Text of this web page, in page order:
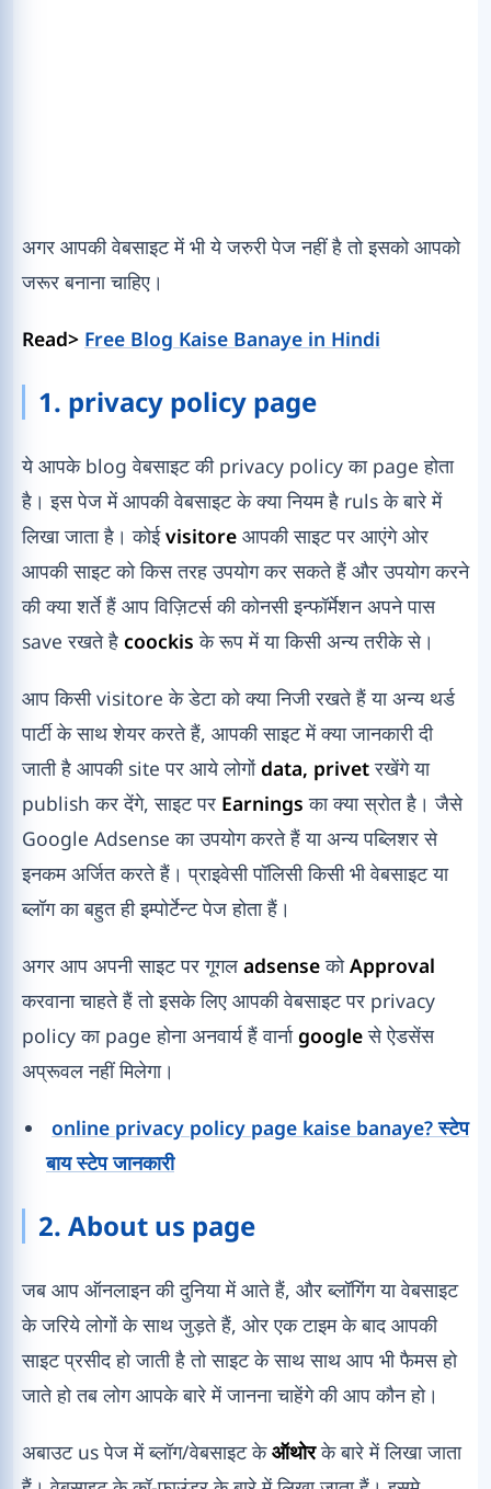
अगर आपकी वेबसाइट में भी ये जरुरी पेज नहीं है तो इसको आपको
जरूर बनाना चाहिए।
Read> Free Blog Kaise Banaye in Hindi
1. privacy policy page
ये आपके blog वेबसाइट की privacy policy का page होता
है। इस पेज में आपकी वेबसाइट के क्या नियम है ruls के बारे में
लिखा जाता है। कोईvisitore आपकी साइट पर आएंगे ओर
आपकी साइट को किस तरह उपयोग कर सकते हैं और उपयोग करने
की क्या शर्ते हैं आप विज़िटर्स की कोनसी इन्फॉर्मेशन अपने पास
save रखते है coockis के रूप में या किसी अन्य तरीके से।
आप किसी visitore के डेटा को क्या निजी रखते हैं या अन्य थर्ड
पार्टी के साथ शेयर करते हैं, आपकी साइट में क्या जानकारी दी
जाती है आपकी site पर आये लोगोंdata, privetरखेंगे या
publish कर देंगे, साइट पर Earnings का क्या स्रोत है। जैसे
Google Adsense का उपयोग करते हैं या अन्य पब्लिशर से
इनकम अर्जित करते हैं। प्राइवेसी पॉलिसी किसी भी वेबसाइट या
ब्लॉग का बहुत ही इम्पोर्टेन्ट पेज होता हैं।
अगर आप अपनी साइट पर गूगल adsenseकोApproval
करवाना चाहते हैं तो इसके लिए आपकी वेबसाइट पर privacy
policy का page होना अनवार्य हैं वार्नाgoogleसे ऐडसेंस
अप्रूवल नहीं मिलेगा।
online privacy policy page kaise banaye? स्टेप
बाय स्टेप जानकारी
2. About us page
जब आप ऑनलाइन की दुनिया में आते हैं, और ब्लॉगिंग या वेबसाइट
के जरिये लोगों के साथ जुड़ते हैं, ओर एक टाइम के बाद आपकी
साइट प्रसीद हो जाती है तो साइट के साथ साथ आप भी फैमस हो
जाते हो तब लोग आपके बारे में जानना चाहेंगे की आप कौन हो।
अबाउट us पेज में ब्लॉग/वेबसाइट केऑथोरके बारे में लिखा जाता